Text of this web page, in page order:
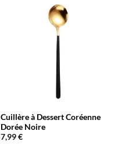
Cuillère à Dessert Coréenne
Dorée Noire
7,99€